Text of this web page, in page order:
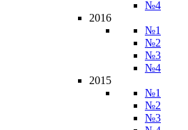
№4
2016
№1
№2
№3
№4
2015
№1
№2
№3